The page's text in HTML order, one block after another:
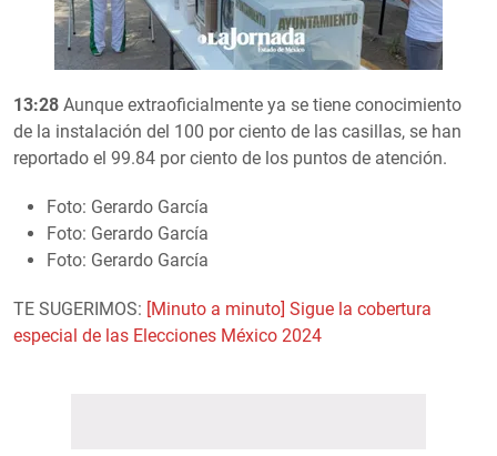
13:28 Aunque extraoficialmente ya se tiene conocimiento
de la instalación del 100 por ciento de las casillas, se han
reportado el 99.84 por ciento de los puntos de atención.
Foto: Gerardo García
Foto: Gerardo García
Foto: Gerardo García
TE SUGERIMOS: [Minuto a minuto] Sigue la cobertura
especial de las Elecciones México 2024